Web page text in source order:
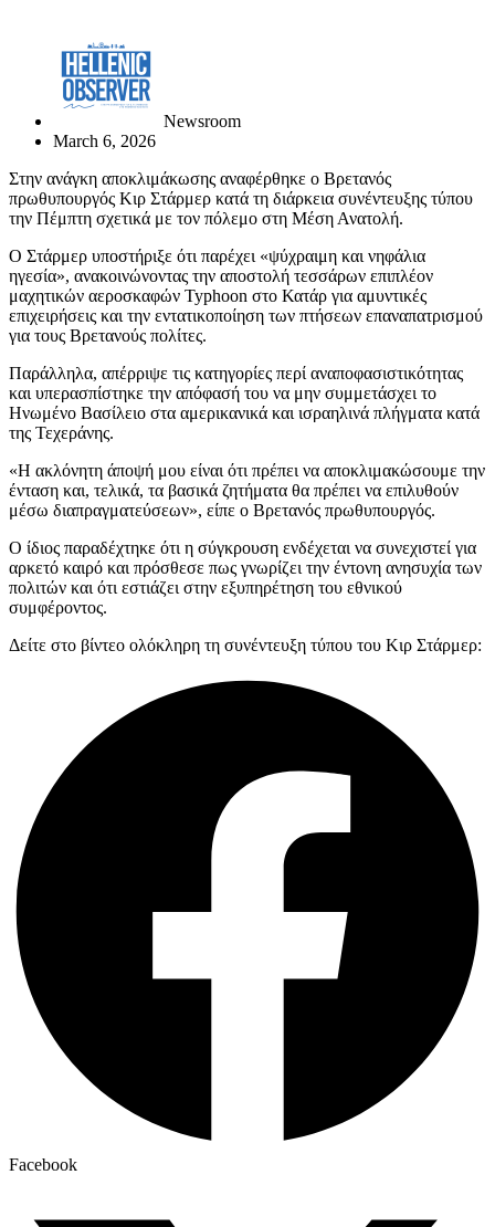
Newsroom
March 6, 2026
Στην ανάγκη αποκλιμάκωσης αναφέρθηκε ο Βρετανός
πρωθυπουργός Κιρ Στάρμερ κατά τη διάρκεια συνέντευξης τύπου
την Πέμπτη σχετικά με τον πόλεμο στη Μέση Ανατολή.
Ο Στάρμερ υποστήριξε ότι παρέχει «ψύχραιμη και νηφάλια
ηγεσία», ανακοινώνοντας την αποστολή τεσσάρων επιπλέον
μαχητικών αεροσκαφών Typhoon στο Κατάρ για αμυντικές
επιχειρήσεις και την εντατικοποίηση των πτήσεων επαναπατρισμού
για τους Βρετανούς πολίτες.
Παράλληλα, απέρριψε τις κατηγορίες περί αναποφασιστικότητας
και υπερασπίστηκε την απόφασή του να μην συμμετάσχει το
Ηνωμένο Βασίλειο στα αμερικανικά και ισραηλινά πλήγματα κατά
της Τεχεράνης.
«Η ακλόνητη άποψή μου είναι ότι πρέπει να αποκλιμακώσουμε την
ένταση και, τελικά, τα βασικά ζητήματα θα πρέπει να επιλυθούν
μέσω διαπραγματεύσεων», είπε ο Βρετανός πρωθυπουργός.
Ο ίδιος παραδέχτηκε ότι η σύγκρουση ενδέχεται να συνεχιστεί για
αρκετό καιρό και πρόσθεσε πως γνωρίζει την έντονη ανησυχία των
πολιτών και ότι εστιάζει στην εξυπηρέτηση του εθνικού
συμφέροντος.
Δείτε στο βίντεο ολόκληρη τη συνέντευξη τύπου του Κιρ Στάρμερ:
Facebook